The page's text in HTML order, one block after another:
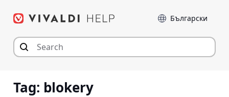
Język
Tag: blokery